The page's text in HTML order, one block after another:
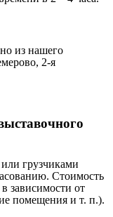
из нашего
2-я
грузчиками
Стоимость
зависимости от
помещения и т. п.).